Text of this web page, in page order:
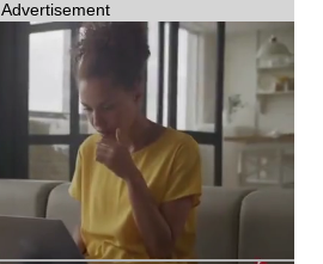
Advertisement